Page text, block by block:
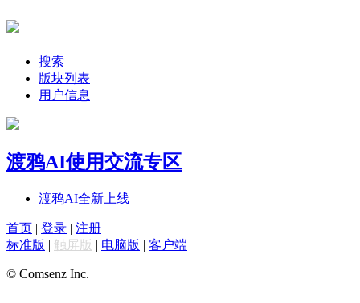
搜索
版块列表
用户信息
渡鸦AI使用交流专区
渡鸦AI全新上线
首页 | 登录 | 注册
标准版 | 触屏版 | 电脑版 | 客户端
© Comsenz Inc.